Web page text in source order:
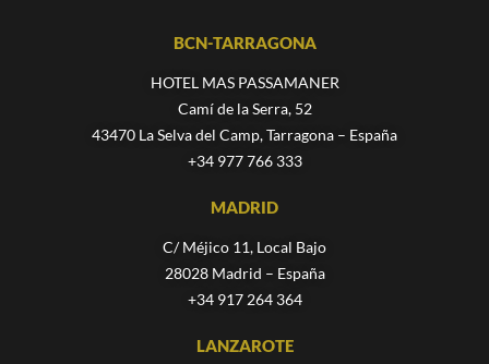
BCN-TARRAGONA
HOTEL MAS PASSAMANER
Camí de la Serra, 52
43470 La Selva del Camp, Tarragona – España
+34 977 766 333
MADRID
C/ Méjico 11, Local Bajo
28028 Madrid – España
+34 917 264 364
LANZAROTE